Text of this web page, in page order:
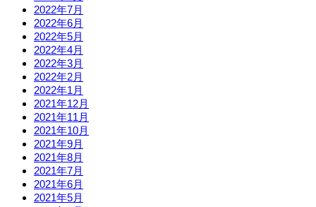
2022年7月
2022年6月
2022年5月
2022年4月
2022年3月
2022年2月
2022年1月
2021年12月
2021年11月
2021年10月
2021年9月
2021年8月
2021年7月
2021年6月
2021年5月